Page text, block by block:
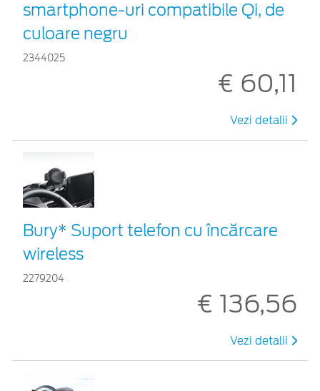
smartphone-uri compatibile Qi, de
culoare negru
2344025
€ 60,11
Vezi detalii
Bury* Suport telefon cu încărcare
wireless
2279204
€ 136,56
Vezi detalii